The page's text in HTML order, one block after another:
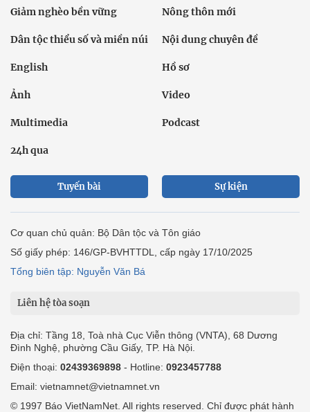
Giảm nghèo bền vững Nông thôn mới
Dân tộc thiểu số và miền núi Nội dung chuyên đề
English Hồ sơ
Ảnh Video
Multimedia Podcast
24h qua
Tuyến bài Sự kiện
Cơ quan chủ quản: Bộ Dân tộc và Tôn giáo
Số giấy phép: 146/GP-BVHTTDL, cấp ngày 17/10/2025
Tổng biên tập: Nguyễn Văn Bá
Liên hệ tòa soạn
Địa chỉ: Tầng 18, Toà nhà Cục Viễn thông (VNTA), 68 Dương
Đình Nghệ, phường Cầu Giấy, TP. Hà Nội.
Điện thoại: 02439369898 - Hotline: 0923457788
Email: vietnamnet@vietnamnet.vn
© 1997 Báo VietNamNet. All rights reserved. Chỉ được phát hành